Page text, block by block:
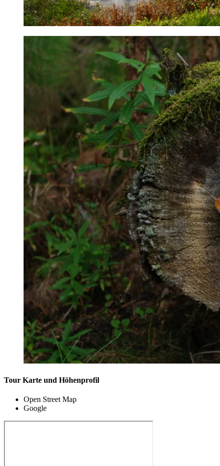
Tour Karte und Höhenprofil
Open Street Map
Google